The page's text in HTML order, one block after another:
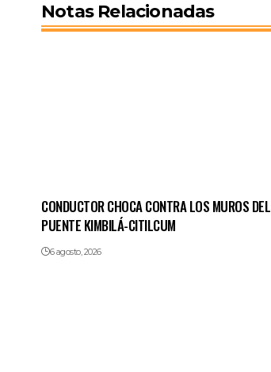
Notas Relacionadas
CONDUCTOR CHOCA CONTRA LOS MUROS DEL
PUENTE KIMBILÁ-CITILCUM
6 agosto, 2026